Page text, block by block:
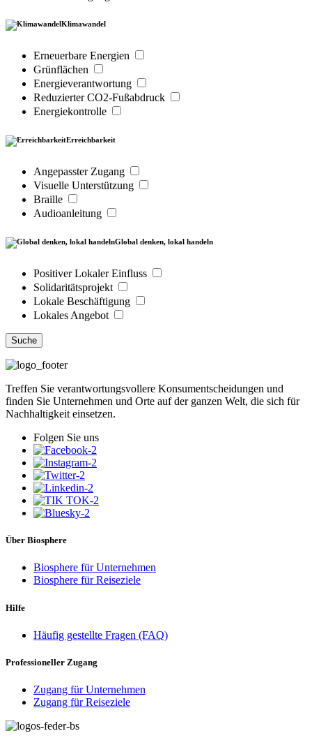
Klimawandel
Erneuerbare Energien
Grünflächen
Energieverantwortung
Reduzierter CO2-Fußabdruck
Energiekontrolle
Erreichbarkeit
Angepasster Zugang
Visuelle Unterstützung
Braille
Audioanleitung
Global denken, lokal handeln
Positiver Lokaler Einfluss
Solidaritätsprojekt
Lokale Beschäftigung
Lokales Angebot
Suche
Treffen Sie verantwortungsvollere Konsumentscheidungen und
finden Sie Unternehmen und Orte auf der ganzen Welt, die sich für
Nachhaltigkeit einsetzen.
Folgen Sie uns
Über Biosphere
Biosphere für Unternehmen
Biosphere für Reiseziele
Hilfe
Häufig gestellte Fragen (FAQ)
Professioneller Zugang
Zugang für Unternehmen
Zugang für Reiseziele